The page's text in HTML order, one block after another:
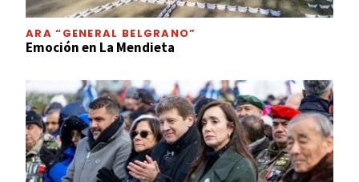
ARA “GENERAL BELGRANO”
Emoción en La Mendieta